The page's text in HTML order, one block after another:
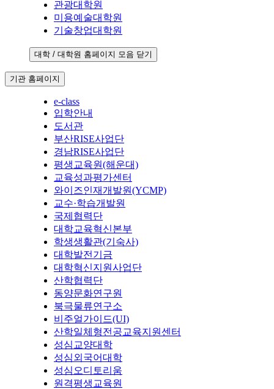
관광대학원
미용예술대학원
기술창업대학원
대학 / 대학원 홈페이지 모음 닫기
기관 홈페이지
e-class
입학안내
도서관
부산RISE사업단
경남RISE사업단
평생교육원(해운대)
교육성과평가센터
와이즈인재개발원(YCMP)
교수·학습개발원
국제협력단
대학교육혁신본부
학생생활관(기숙사)
대학발전기금
대학혁신지원사업단
산학협력단
동양문화연구원
북극물류연구소
비주얼가이드(UI)
산학일체형전공교육지원센터
성심교양대학
성심외국어대학
성심오디토리움
원격평생교육원